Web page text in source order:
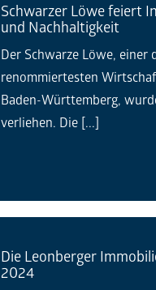
Schwarzer Löwe feiert
und Nachhaltigkeit
Der Schwarze Löwe, einer
renommiertesten
Baden-Württemberg,
verliehen. Die [...]
Die Leonberger
2024